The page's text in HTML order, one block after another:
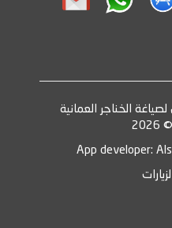
الخناجر العمانية
App developer: